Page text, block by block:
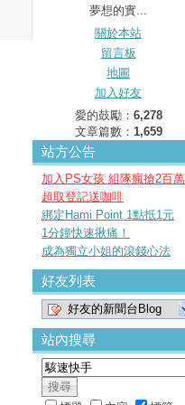
夢想的實...
關於本站
留言板
地圖
加入好友
愛的鼓勵： 6,278
文章篇數： 1,659
站方公告
加入PS女孩 組隊瘋搶2百萬
超取登記送咖啡
綁定Hami Point 1點抵1元
1分鐘快速揪痛！
成為獨立小姐的滾錢心法
好友列表
好友的新聞台Blog
站內搜尋